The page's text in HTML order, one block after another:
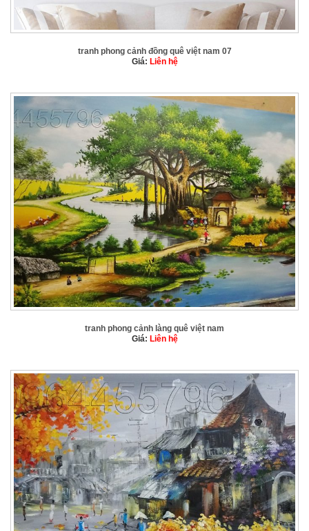
tranh phong cảnh đồng quê việt nam 07
Giá: Liên hệ
tranh phong cảnh làng quê việt nam
Giá: Liên hệ